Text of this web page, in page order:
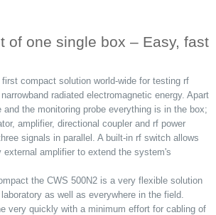
of one single box – Easy, fast
compact solution world-wide for testing rf
radiated electromagnetic energy. Apart
and the monitoring probe everything is in the box;
amplifier, directional coupler and rf power
signals in parallel. A built-in rf switch allows
external amplifier to extend the system's
the CWS 500N2 is a very flexible solution
as well as everywhere in the field.
very quickly with a minimum effort for cabling of